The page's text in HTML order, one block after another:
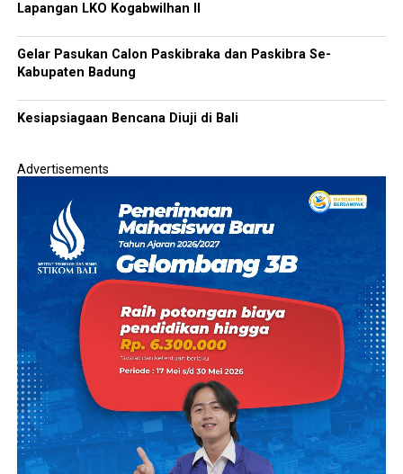
Lapangan LKO Kogabwilhan II
Gelar Pasukan Calon Paskibraka dan Paskibra Se-
Kabupaten Badung
Kesiapsiagaan Bencana Diuji di Bali
Advertisements